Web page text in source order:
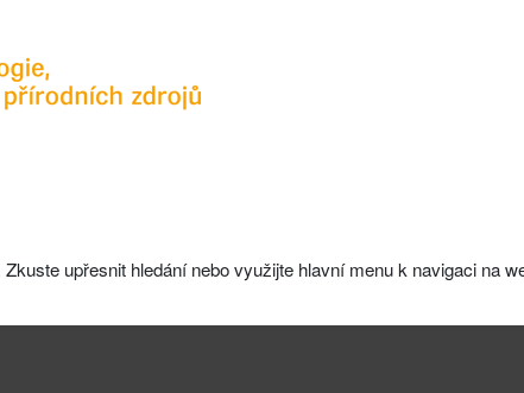
upřesnit hledání nebo využijte hlavní menu k navigaci na